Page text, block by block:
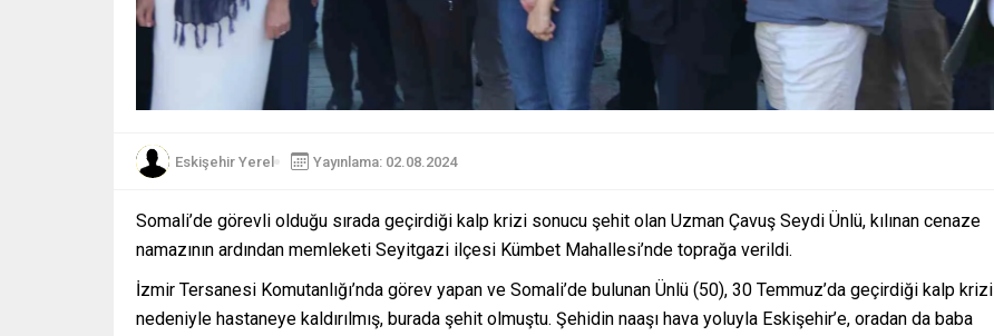
Eskişehir Yerel Yayınlama: 02.08.2024
Somali’de görevli olduğu sırada geçirdiği kalp krizi sonucu şehit olan Uzman Çavuş Seydi Ünlü, kılınan cenaze
namazının ardından memleketi Seyitgazi ilçesi Kümbet Mahallesi’nde toprağa verildi.
İzmir Tersanesi Komutanlığı’nda görev yapan ve Somali’de bulunan Ünlü (50), 30 Temmuz’da geçirdiği kalp krizi
nedeniyle hastaneye kaldırılmış, burada şehit olmuştu. Şehidin naaşı hava yoluyla Eskişehir’e, oradan da baba